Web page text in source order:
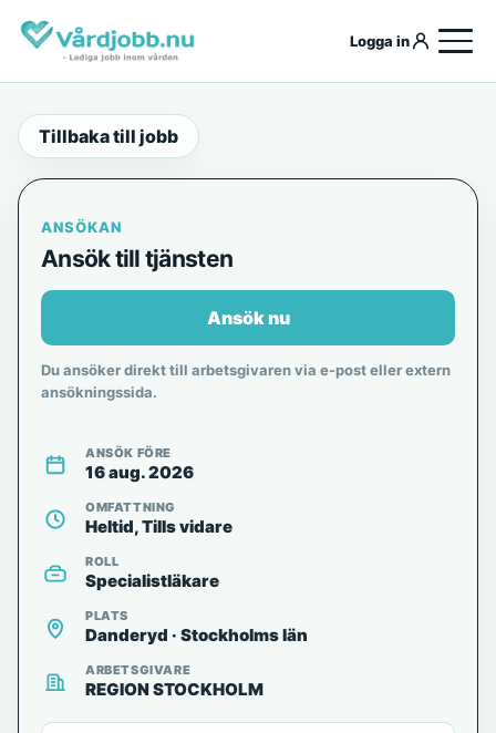
Logga in
Tillbaka till jobb
ANSÖKAN
Ansök till tjänsten
Ansök nu
Du ansöker direkt till arbetsgivaren via e-post eller extern
ansökningssida.
ANSÖK FÖRE
16 aug. 2026
OMFATTNING
Heltid, Tills vidare
ROLL
Specialistläkare
PLATS
Danderyd · Stockholms län
ARBETSGIVARE
REGION STOCKHOLM